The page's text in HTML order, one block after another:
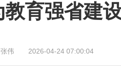
教育强省建
伟 2026-04-24 07:00:04